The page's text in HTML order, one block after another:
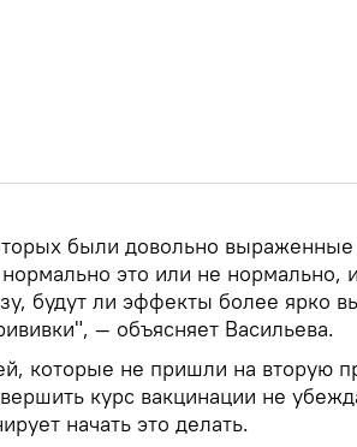
были довольно
это или не нормально,
будут ли эффекты более ярко
— объясняет Васильева.
которые не пришли на вторую
курс вакцинации не
начать это делать.